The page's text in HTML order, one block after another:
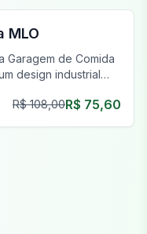
MLO
Garagem de Comida
design industrial
R$ 108,00R$ 75,60